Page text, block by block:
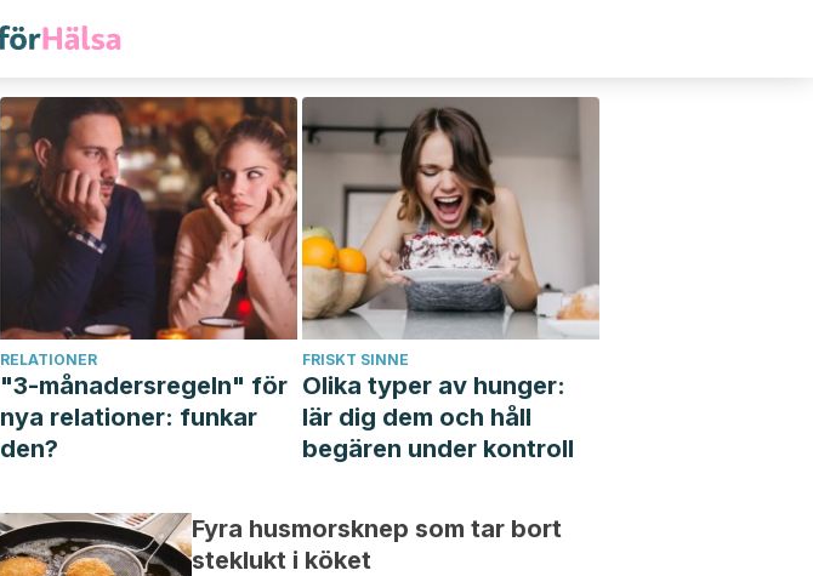
RELATIONER
"3-månadersregeln" för
nya relationer: funkar
den?
FRISKT SINNE
Olika typer av hunger:
lär dig dem och håll
begären under kontroll
Fyra husmorsknep som tar bort
steklukt i köket